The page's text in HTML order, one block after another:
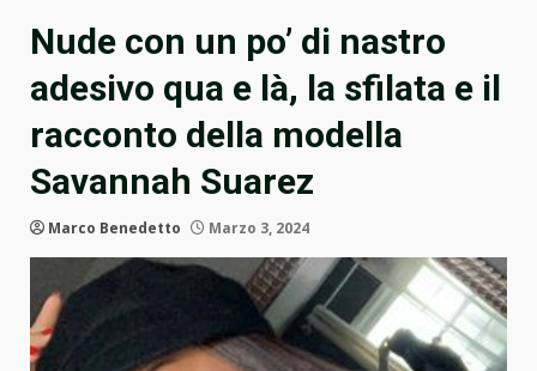
Nude con un po’ di nastro
adesivo qua e là, la sfilata e il
racconto della modella
Savannah Suarez
Marco Benedetto Marzo 3, 2024